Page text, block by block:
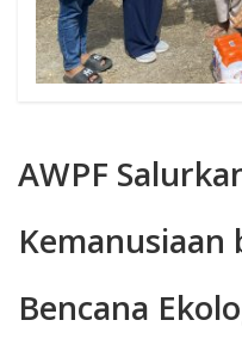
AWPF
Kemanusiaan
Bencana